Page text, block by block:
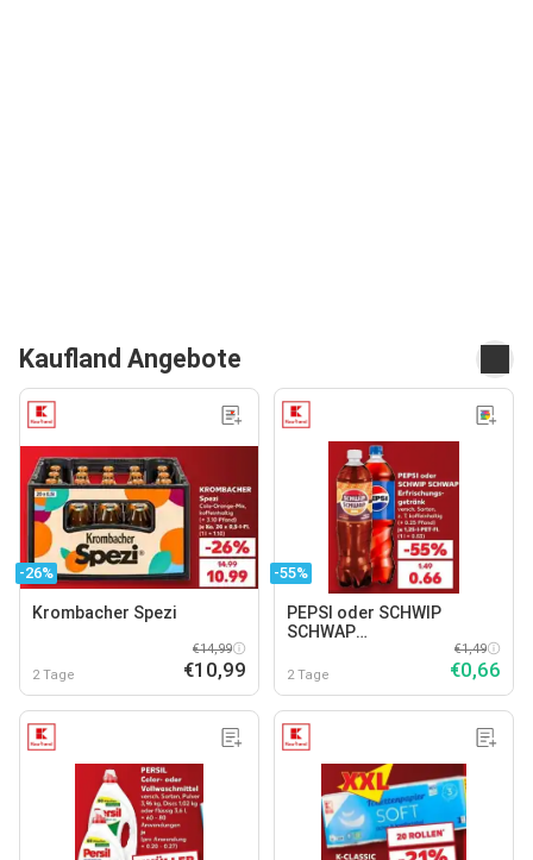
Kaufland Angebote
-26%
Krombacher Spezi
2 Tage
€14,99
€10,99
-55%
PEPSI oder SCHWIP
SCHWAP
2 Tage
€1,49
€0,66